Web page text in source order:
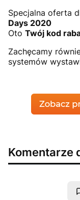
Specjalna oferta
Days 2020
Oto Twój kod
Zachęcamy
systemów
Komentarze